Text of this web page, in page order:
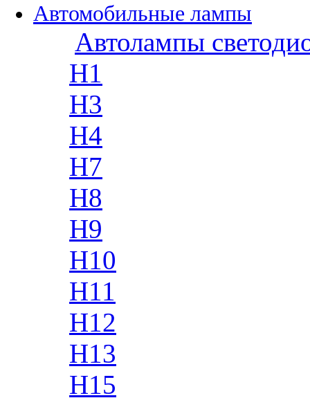
Автомобильные лампы
Автолампы
H1
H3
H4
H7
H8
H9
H10
H11
H12
H13
H15